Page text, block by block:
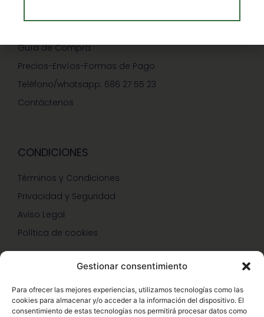
Gestionar consentimiento
Para ofrecer las mejores experiencias, utilizamos tecnologías como las
cookies para almacenar y/o acceder a la información del dispositivo. El
consentimiento de estas tecnologías nos permitirá procesar datos como
GUIA RAPIDA Y AYUDA
Guía de Compra
Precios-Envíos-Formas de Pago
Teléfono/whatsapp: 686 27 55 23
Contáctenos
CONDICIONES
Términos y Condiciones
Privacidad y Seguridad
Aviso Legal
Política de cookies
Hazte Miembro Herbalife